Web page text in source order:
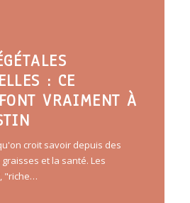
: CE
VRAIMENT À
croit savoir depuis des
et la santé. Les
"riche…